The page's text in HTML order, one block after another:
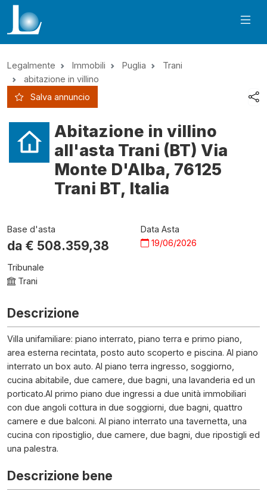
Legalmente Immobili Puglia
Trani
abitazione in villino
Salva annuncio
Abitazione in villino
all'asta Trani (BT) Via
Monte D'Alba, 76125
Trani BT, Italia
Base d'asta
da € 508.359,38
Data Asta
19/06/2026
Tribunale
Trani
Descrizione
Villa unifamiliare: piano interrato, piano terra e primo piano,
area esterna recintata, posto auto scoperto e piscina. Al piano
interrato un box auto. Al piano terra ingresso, soggiorno,
cucina abitabile, due camere, due bagni, una lavanderia ed un
porticato.Al primo piano due ingressi a due unità immobiliari
con due angoli cottura in due soggiorni, due bagni, quattro
camere e due balconi. Al piano interrato una tavernetta, una
cucina con ripostiglio, due camere, due bagni, due ripostigli ed
una palestra.
Descrizione bene